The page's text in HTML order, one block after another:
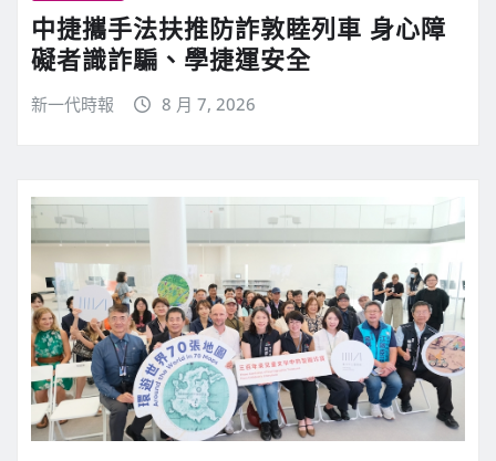
中捷攜手法扶推防詐敦睦列車 身心障
礙者識詐騙、學捷運安全
新一代時報 8 月 7, 2026